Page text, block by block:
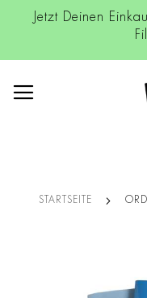
Jetzt Deinen
STARTSEITE